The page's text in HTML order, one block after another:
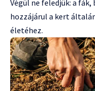
Végül ne feledjük: a
hozzájárul a kert
életéhez.